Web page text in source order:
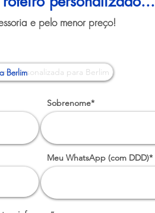
e pelo menor preço!
Berlim
Sobrenome*
Meu WhatsApp (com DDD)*